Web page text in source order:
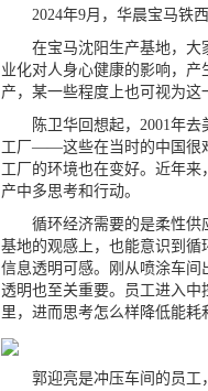
2024年9月，华晨宝马铁西
在宝马沈阳生产基地，大家
业化对人身心健康的影响，
产，某一些程度上也可视为这
陈卫华回想起，2001年去
工厂——这些在当时的中国很
工厂的环境也在变好。近年
产中多思考和行动。
循环经济需要的是柔性供应
基地的观感上，也能意识到
信息透明可感。刚从喷涂车间
透明也至关重要。员工进入
里，进而思考怎么样降低能耗
郭迎亮是冲压车间的员工，